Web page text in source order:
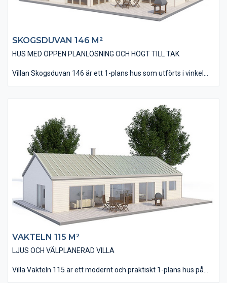
SKOGSDUVAN 146 M²
HUS MED ÖPPEN PLANLÖSNING OCH HÖGT TILL TAK
Villan Skogsduvan 146 är ett 1-plans hus som utförts i vinkel
öppen planlösning där kök/matplats och vardagsrummet ligger
tillsammans. Huset har dessutom ett avskilt allrum som
tillexempel kan användas som TV-rum.
Vardagsrummet har ett ryggåstak som skapar en härlig rymd
och volym. Husets vinkel kan till fördel utnyttjas för en altan
eller uteplats.
VAKTELN 115 M²
LJUS OCH VÄLPLANERAD VILLA
Villa Vakteln 115 är ett modernt och praktiskt 1-plans hus på